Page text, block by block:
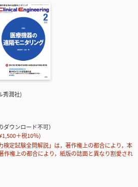
秀潤社)
ウンロード不可）
＋税10％)
検定試験全問解説」は，著作権上の都合により，本
作権上の都合により，紙版の誌面と異なり割愛され